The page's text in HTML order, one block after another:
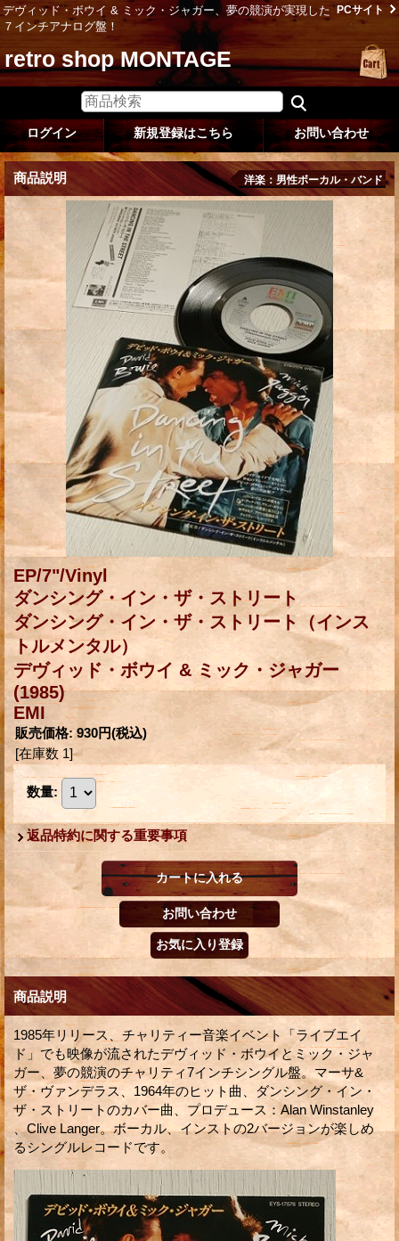
デヴィッド・ボウイ & ミック・ジャガー、夢の競演が実現した
７インチアナログ盤！
PCサイト
retro shop MONTAGE
ログイン 新規登録はこちら お問い合わせ
商品説明 洋楽：男性ボーカル・バンド
EP/7"/Vinyl
ダンシング・イン・ザ・ストリート
ダンシング・イン・ザ・ストリート（インス
トルメンタル）
デヴィッド・ボウイ & ミック・ジャガー
(1985)
EMI
販売価格: 930円(税込)
[在庫数 1]
数量:
返品特約に関する重要事項
商品説明
1985年リリース、チャリティー音楽イベント「ライブエイ
ド」でも映像が流されたデヴィッド・ボウイとミック・ジャ
ガー、夢の競演のチャリティ7インチシングル盤。マーサ&
ザ・ヴァンデラス、1964年のヒット曲、ダンシング・イン・
ザ・ストリートのカバー曲、プロデュース：Alan Winstanley
、Clive Langer。ボーカル、インストの2バージョンが楽しめ
るシングルレコードです。